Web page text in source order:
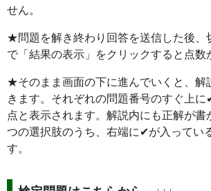
せん。
★問題を解き終わり回答を送信した後、
で「結果の表示」をクリックすると点数
★そのまま画面の下に進んでいくと、解
きます。それぞれの問題番号のすぐ上
点と表示されます。解説内にも正解が書
つの選択肢のうち、右端に✔が入ってい
す。